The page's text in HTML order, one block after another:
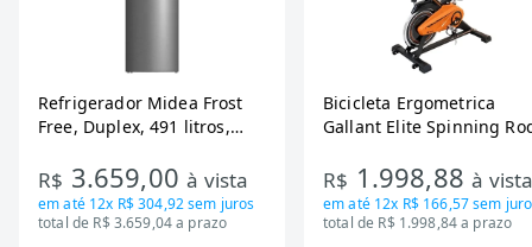
Refrigerador Midea Frost
Free, Duplex, 491 litros,
RT650EVK463)
R$ 3.659,00à vista
em até 12x R$ 304,92sem juros
total de R$ 3.659,04 a prazo
Bicicleta Ergometrica
Gallant Elite Spinning
Mecanica GSB13HBTA-PT
R$ 1.998,88à
em até 12x R$ 166,57sem
total de R$ 1.998,84 a prazo